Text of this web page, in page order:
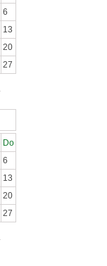
6
13
20
27
Do
6
13
20
27